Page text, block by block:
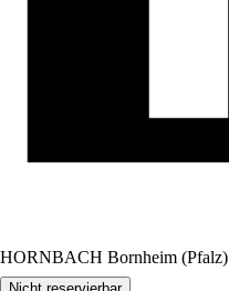
HORNBACH Bornheim (Pfalz)